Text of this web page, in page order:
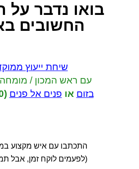
בואו נדבר על
החשובים
שיחת ייעוץ
עם ראש המכון /
בזום או פנים אל פנים (140 ש״ח)
התכתבו עם איש מקצוע
(לפעמים לוקח זמן, אבל